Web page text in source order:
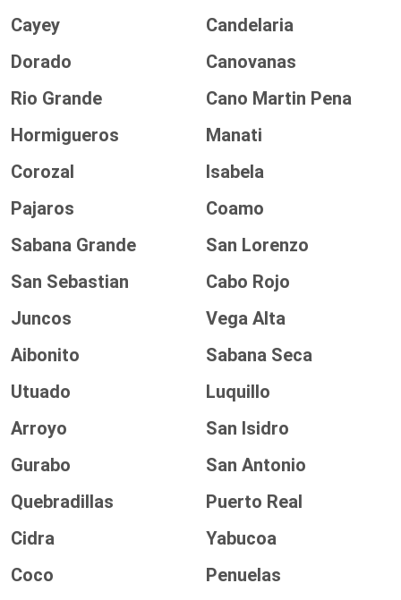
Cayey
Candelaria
Dorado
Canovanas
Rio Grande
Cano Martin Pena
Hormigueros
Manati
Corozal
Isabela
Pajaros
Coamo
Sabana Grande
San Lorenzo
San Sebastian
Cabo Rojo
Juncos
Vega Alta
Aibonito
Sabana Seca
Utuado
Luquillo
Arroyo
San Isidro
Gurabo
San Antonio
Quebradillas
Puerto Real
Cidra
Yabucoa
Coco
Penuelas